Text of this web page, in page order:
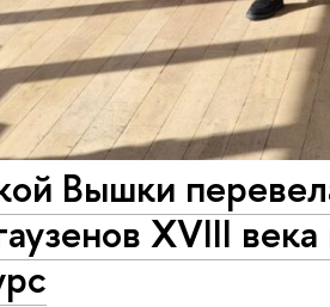
Вышки
XVIII века